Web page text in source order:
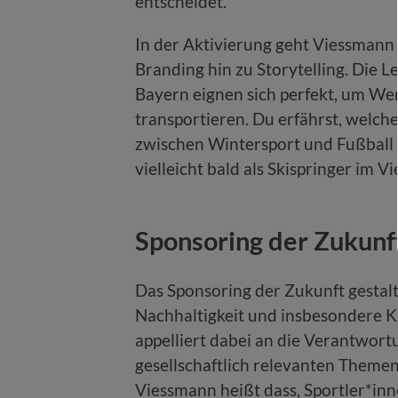
In der Aktivierung geht Viessmann
Branding hin zu Storytelling. Die
Bayern eignen sich perfekt, um
transportieren. Du erfährst, welche
zwischen Wintersport und
vielleicht bald als Skispringer im
Sponsoring der
Das Sponsoring der Zukunft
Nachhaltigkeit und insbesondere
appelliert dabei an die
gesellschaftlich relevanten
Viessmann heißt dass,